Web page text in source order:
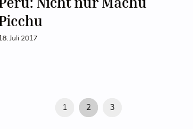
Juli 2017
1 2 3